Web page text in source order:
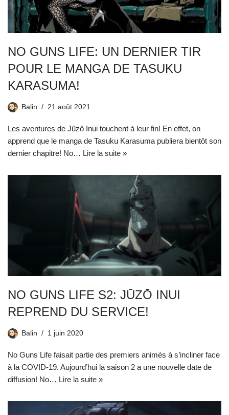
NO GUNS LIFE: UN DERNIER TIR
POUR LE MANGA DE TASUKU
KARASUMA!
Balin 21 août 2021
Les aventures de Jûzô Inui touchent à leur fin! En effet, on
apprend que le manga de Tasuku Karasuma publiera bientôt son
dernier chapitre! No… Lire la suite »
NO GUNS LIFE S2: JŪZŌ INUI
REPREND DU SERVICE!
Balin 1 juin 2020
No Guns Life faisait partie des premiers animés à s’incliner face
à la COVID-19. Aujourd’hui la saison 2 a une nouvelle date de
diffusion! No… Lire la suite »